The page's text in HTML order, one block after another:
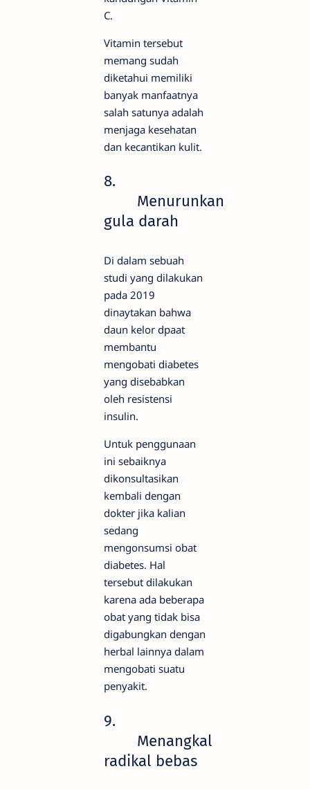
C.
Vitamin tersebut
memang sudah
diketahui memiliki
banyak manfaatnya
salah satunya adalah
menjaga kesehatan
dan kecantikan kulit.
8.
Menurunkan
gula darah
Di dalam sebuah
studi yang dilakukan
pada 2019
dinaytakan bahwa
daun kelor dpaat
membantu
mengobati diabetes
yang disebabkan
oleh resistensi
insulin.
Untuk penggunaan
ini sebaiknya
dikonsultasikan
kembali dengan
dokter jika kalian
sedang
mengonsumsi obat
diabetes. Hal
tersebut dilakukan
karena ada beberapa
obat yang tidak bisa
digabungkan dengan
herbal lainnya dalam
mengobati suatu
penyakit.
9.
Menangkal
radikal bebas